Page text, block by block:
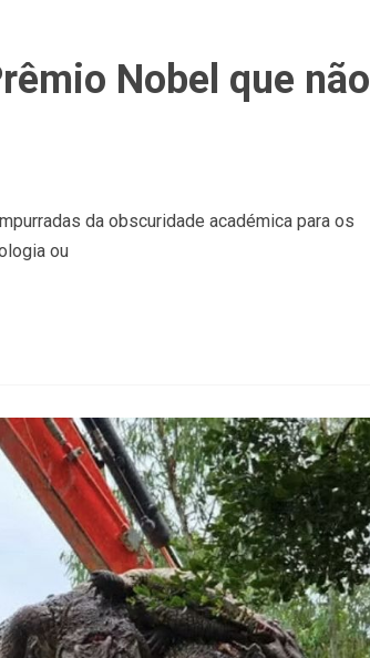
Nobel que não
da obscuridade académica para os
ou